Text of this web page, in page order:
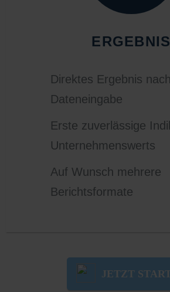
ERGEBNIS
Direktes Ergebnis nach
Dateneingabe
Erste zuverlässige
Unternehmenswerts
Auf Wunsch mehrere
Berichtsformate
JETZT